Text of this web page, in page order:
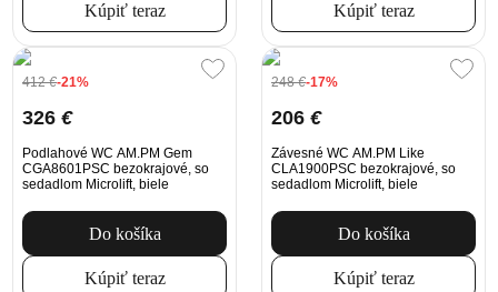
Kúpiť teraz Kúpiť teraz
412€-21%
326 €
Podlahové WC AM.PM Gem
CGA8601PSC bezokrajové, so
sedadlom Microlift, biele
Do košíka
Kúpiť teraz
248€-17%
206 €
Závesné WC AM.PM Like
CLA1900PSC bezokrajové, so
sedadlom Microlift, biele
Do košíka
Kúpiť teraz